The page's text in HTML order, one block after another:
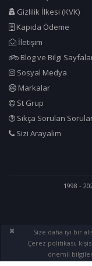
Gizlilik İlkesi (KVK)
Kapıda Ödeme
İletişim
Blog ve Bilgi
Sosyal Medya
Markalar
St Grup
Sıkça Sorulan
Sizi Arayalım
1998 -
Size daha iyi bir
Çerez politikası,
önemli
×